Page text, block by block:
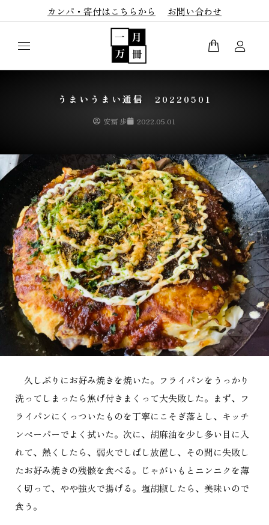
カンパ・寄付はこちらから お問い合わせ
うまいうまい通信 20220501
安冨 歩 2022.05.01
久しぶりにお好み焼きを焼いた。フライパンをうっかり
洗ってしまったら焦げ付きまくって大失敗した。まず、フ
ライパンにくっついたものを丁寧にこそぎ落とし、キッチ
ンペーパーでよく拭いた。次に、胡麻油を少し多い目に入
れて、熱くしたら、弱火でしばし放置し、その間に失敗し
たお好み焼きの残骸を食べる。じゃがいもとニンニクを薄
く切って、やや強火で揚げる。塩胡椒したら、美味いので
食う。